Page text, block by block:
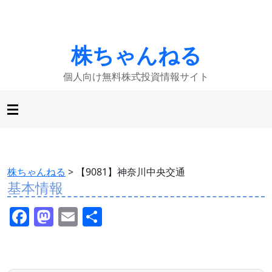
株ちゃんねる
個人向け無料株式投資情報サイト
株ちゃんねる > 【9081】神奈川中央交通
基本情報
F M E